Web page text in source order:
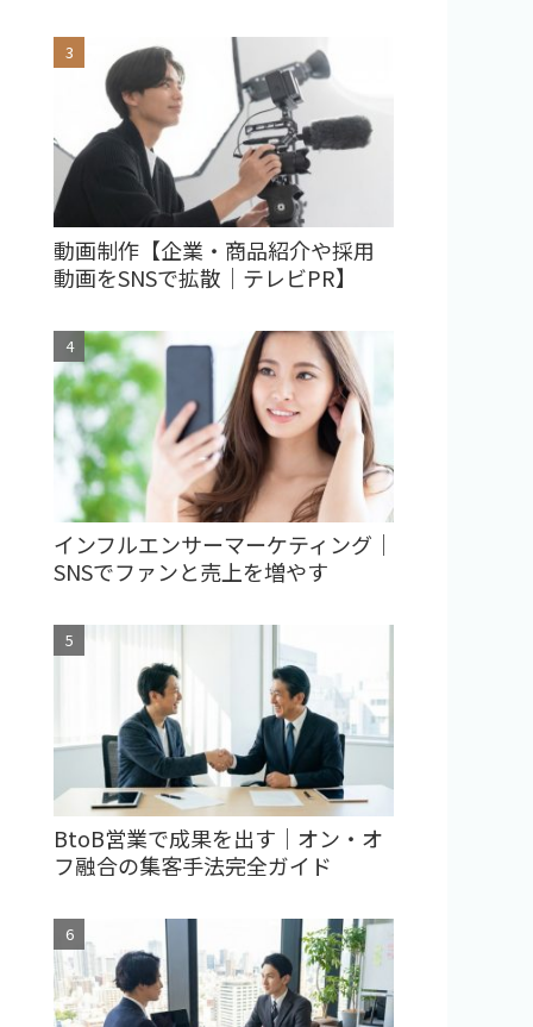
動画制作【企業・商品紹介や採用
動画をSNSで拡散｜テレビPR】
インフルエンサーマーケティング｜
SNSでファンと売上を増やす
BtoB営業で成果を出す｜オン・オ
フ融合の集客手法完全ガイド